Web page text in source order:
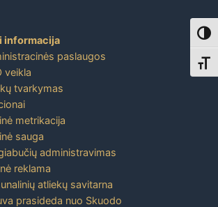
informacija
paslaugos
veikla
tvarkymas
metrikacija
sauga
administravimas
reklama
atliekų savitarna
prasideda nuo Skuodo